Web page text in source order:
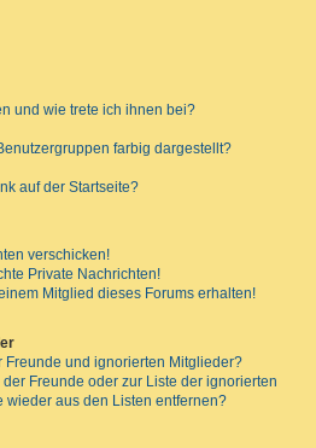
und wie trete ich ihnen bei?
farbig dargestellt?
auf der Startseite?
verschicken!
Private Nachrichten!
Mitglied dieses Forums erhalten!
und ignorierten Mitglieder?
Freunde oder zur Liste der ignorierten
aus den Listen entfernen?